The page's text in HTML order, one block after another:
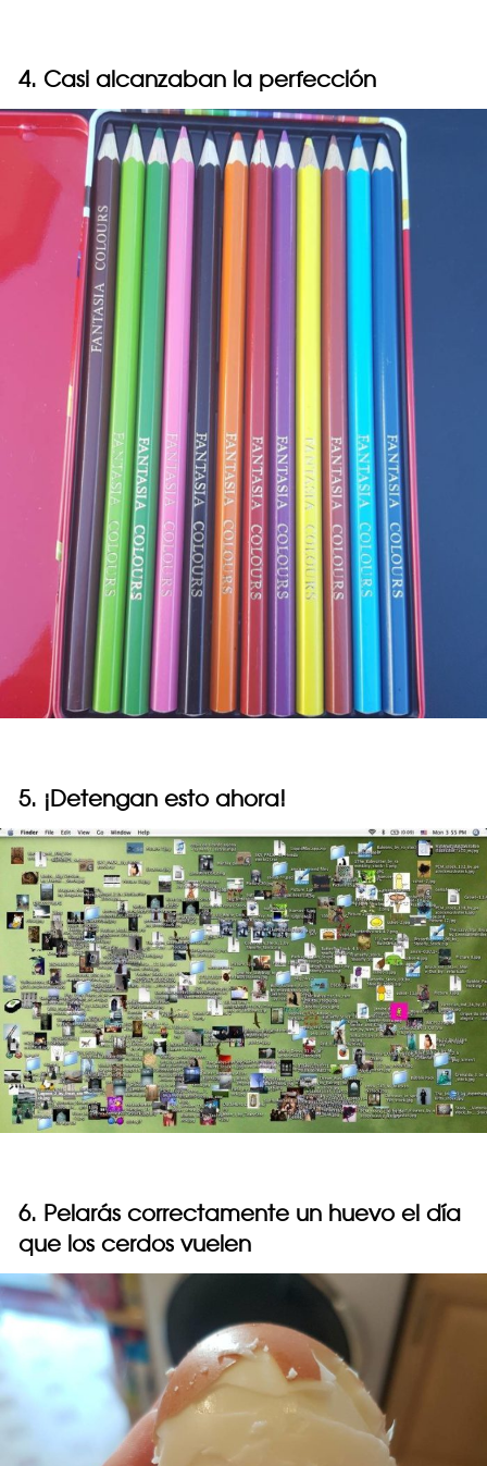
4. Casi alcanzaban la perfección
5. ¡Detengan esto ahora!
6. Pelarás correctamente un huevo el día
que los cerdos vuelen